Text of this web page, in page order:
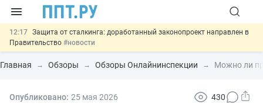
12:17 Защита от сталкинга: доработанный законопроект направлен в
Правительство #новости
11:23 Минпромторг предлагает новые формы сертификата и
декларации о соответствии#новости
00:01
6 августа: важные документы, вступающие в силу сегодня
Главная Обзоры Обзоры Онлайнинспекции Можно ли
Опубликовано: 25 мая 2026 430